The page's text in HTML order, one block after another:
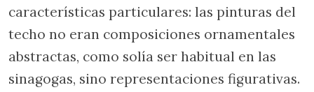
características particulares: las pinturas del
techo no eran composiciones ornamentales
abstractas, como solía ser habitual en las
sinagogas, sino representaciones figurativas.